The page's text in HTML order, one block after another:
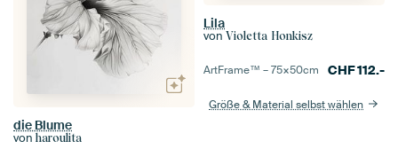
die Blume
von haroulita
Lila
von Violetta Honkisz
ArtFrame™ –75×50cm CHF112.-
Größe & Material selbst wählen